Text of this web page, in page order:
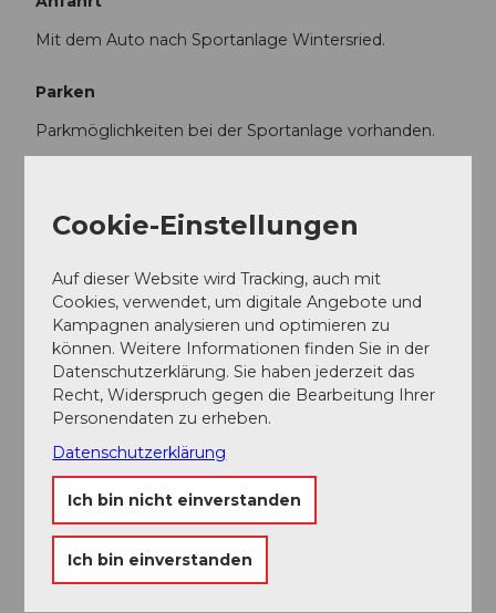
Mit dem Auto nach Sportanlage Wintersried.
Parken
Parkmöglichkeiten bei der Sportanlage vorhanden.
Mit dem Zug nach Schwyz Bahnhof. Danach zu Fuss
Richtung Ibach - Wintersried (ca. 10min.) Eine
Verbindung mit dem Ortsbus ist in Planung.
Autor:in
Schwyzer Wanderwege
Organisation
Schwyzer Wanderwege
In der Nähe
Cookie-Einstellungen
Auf dieser Website wird Tracking, auch mit
Cookies, verwendet, um digitale Angebote und
Kampagnen analysieren und optimieren zu
können. Weitere Informationen finden Sie in der
Datenschutzerklärung. Sie haben jederzeit das
Recht, Widerspruch gegen die Bearbeitung Ihrer
Personendaten zu erheben.
Datenschutzerklärung
Ich bin nicht einverstanden
Ich bin einverstanden